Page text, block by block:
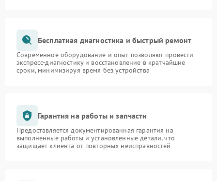
Бесплатная диагностика и быстрый ремонт
Современное оборудование и опыт позволяют провести
экспресс-диагностику и восстановление в кратчайшие
сроки, минимизируя время без устройства
Гарантия на работы и запчасти
Предоставляется документированная гарантия на
выполненные работы и установленные детали, что
защищает клиента от повторных неисправностей